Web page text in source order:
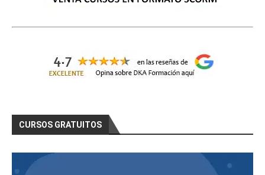
Curso Gratis Gestión de Almacén (25 hora
Curso Gratis Organización del proceso de
de Datos en las pymes (20 horas)
Curso Gratis Comunicación y Atención Tel
Curso Gratis Logística de Almacenamiento
(25 horas)
s y Embalajes (25 horas)
Curso Gratis de Escaparatismo Comercial
CURSOS GRATUITOS